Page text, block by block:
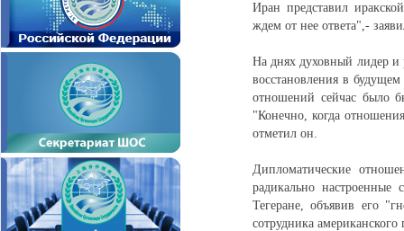
Иран представил
ждем от нее ответа",-
На днях духовный лидер и
восстановления в
отношений сейчас было
"Конечно, когда
отметил он.
Дипломатические
радикально
Тегеране, объявив его
сотрудника